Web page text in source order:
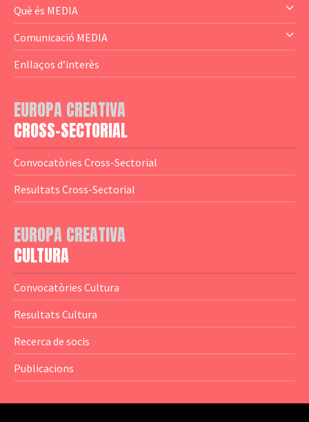
— Audience Cluster
— Altres
Què és MEDIA
— El subprograma MEDIA
— Agència Executiva
— Logotips
Comunicació MEDIA
— Estrenes a Catalunya
— Notícies
— Publicacions
— Guies MEDIA
— Altres Guies
— Presentacions
— Estudis
Enllaços d’interès
EUROPA CREATIVA
CROSS-SECTORIAL
Convocatòries Cross-Sectorial
Resultats Cross-Sectorial
EUROPA CREATIVA
CULTURA
Convocatòries Cultura
Resultats Cultura
Recerca de socis
Publicacions